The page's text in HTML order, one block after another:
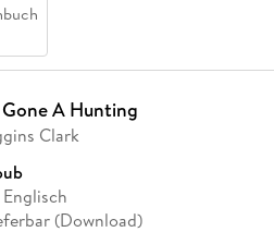
A Hunting
Clark
(Download)